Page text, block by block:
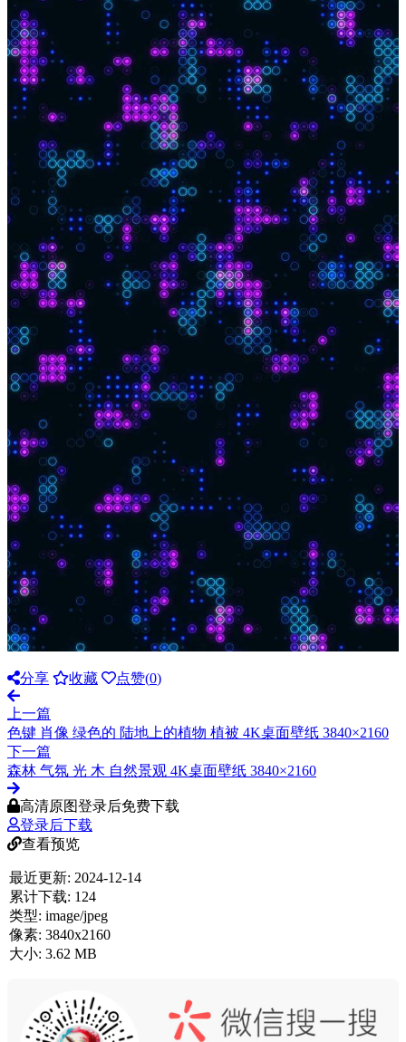
分享 收藏 点赞(0)
上一篇
色键 肖像 绿色的 陆地上的植物 植被 4K桌面壁纸 3840×2160
下一篇
森林 气氛 光 木 自然景观 4K桌面壁纸 3840×2160
高清原图登录后免费下载
登录后下载
查看预览
最近更新: 2024-12-14
累计下载: 124
类型: image/jpeg
像素: 3840x2160
大小: 3.62 MB